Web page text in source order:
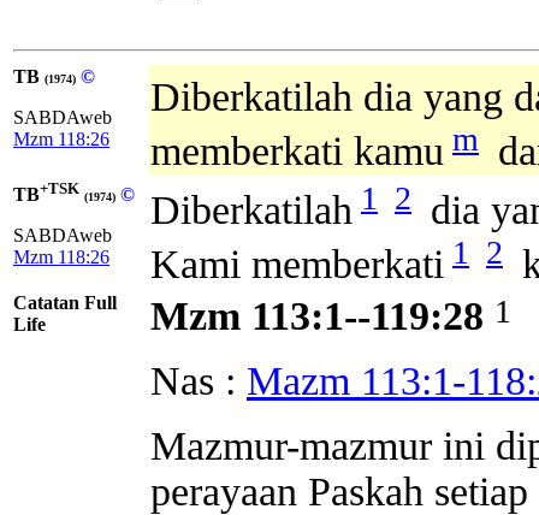
TB (1974) ©
SABDAweb
Mzm 118:26
Diberkatilah dia yang
memberkati kamu m
TB+TSK (1974) ©
SABDAweb
Mzm 118:26
Diberkatilah 1 2 dia
Kami memberkati 1 2
Catatan Full
Life
Mzm 113:1--119:28 1
Nas : Mazm 113:1-
Mazmur-mazmur ini
perayaan Paskah